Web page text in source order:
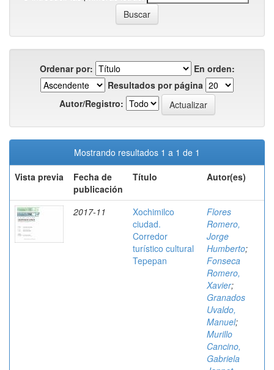
Ordenar por:
En orden:
Resultados por página
Autor/Registro:
Mostrando resultados 1 a 1 de 1
Vista previa
Fecha de
publicación
Título Autor(es)
2017-11
Xochimilco
ciudad.
Corredor
turístico cultural
Tepepan
Flores
Romero,
Jorge
Humberto;
Fonseca
Romero,
Xavier;
Granados
Uvaldo,
Manuel;
Murillo
Cancino,
Gabriela